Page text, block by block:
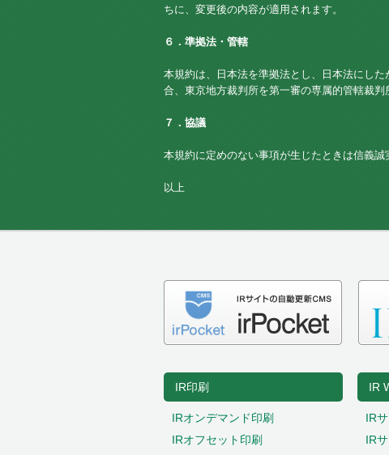
ちに、変更後の内容が適用されます。
６．準拠法・管轄
本規約は、日本法を準拠法とし、日本法にし
合、東京地方裁判所を第一審の専属的管轄裁判
７．協議
本規約に定めのない事項が生じたときは信義誠
以上
IR印刷
IRオンデマンド印刷
IRオフセット印刷
IR
IR
IR